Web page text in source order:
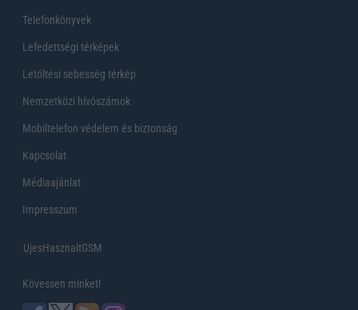
Telefonkönyvek
Lefedettségi térképek
Letöltési sebesség térkép
Nemzetközi hívószámok
Mobiltelefon védelem és biztonság
Kapcsolat
Médiaajánlat
Impresszum
UjesHasznaltGSM
Kövessen minket!